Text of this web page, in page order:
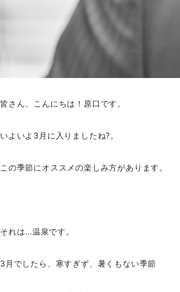
皆さん、こんにちは！原口です。
いよいよ3月に入りましたね?。
この季節にオススメの楽しみ方があります。
それは...温泉です。
3月でしたら、寒すぎず、暑くもない季節